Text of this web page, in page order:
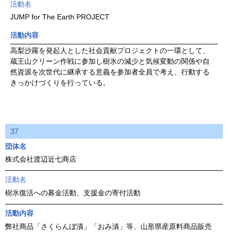
活動名
JUMP for The Earth PROJECT
活動内容
高梨沙羅を発起人とした社会貢献プロジェクトの一環として、
蔵王山クリーン作戦に参加し樹氷の減少と気候変動の関係や自
然資源を次世代に継承する意義を参加者全員で考え、行動する
きっかけづくりを行っている。
37
団体名
株式会社渡辺近七商店
活動名
樹氷復活への募金活動、支援金の寄付活動
活動内容
弊社商品「さくらんぼ漬」「おみ漬」等、山形県産原料商品販売